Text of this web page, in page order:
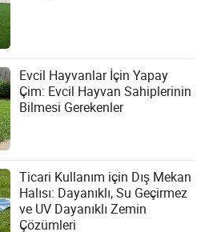
Evcil Hayvanlar İçin Yapay
Çim: Evcil Hayvan Sahiplerinin
Bilmesi Gerekenler
Ticari Kullanım için Dış Mekan
Halısı: Dayanıklı, Su Geçirmez
ve UV Dayanıklı Zemin
Çözümleri